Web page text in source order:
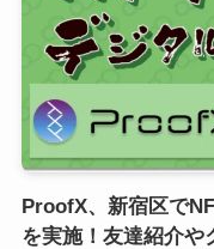
ProofX、新宿区で
を実施！友達紹介や